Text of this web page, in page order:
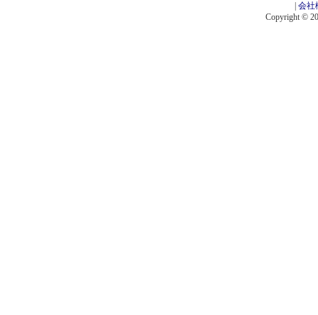
会社
Copyright ©